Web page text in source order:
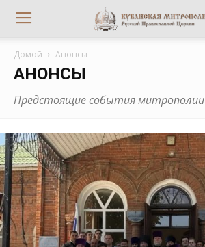
Домой Анонсы
АНОНСЫ
Предстоящие события митрополии